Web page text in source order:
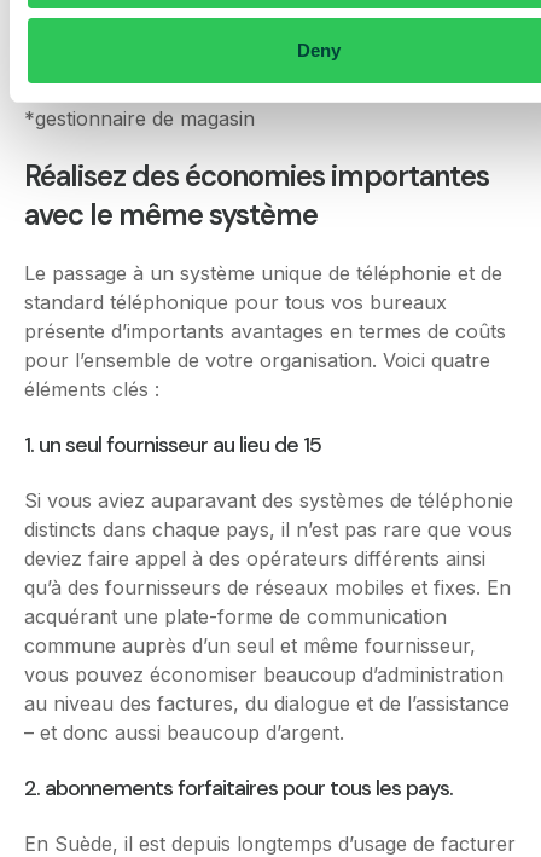
Deny
fois qu’il s’agira de connecter un appel ou de
collaborer à une tâche, il sera facile de trouver la
*gestionnaire de magasin
Réalisez des économies importantes
avec le même système
Le passage à un système unique de téléphonie et de
standard téléphonique pour tous vos bureaux
présente d’importants avantages en termes de coûts
pour l’ensemble de votre organisation. Voici quatre
éléments clés :
1. un seul fournisseur au lieu de 15
Si vous aviez auparavant des systèmes de téléphonie
distincts dans chaque pays, il n’est pas rare que vous
deviez faire appel à des opérateurs différents ainsi
qu’à des fournisseurs de réseaux mobiles et fixes. En
acquérant une plate-forme de communication
commune auprès d’un seul et même fournisseur,
vous pouvez économiser beaucoup d’administration
au niveau des factures, du dialogue et de l’assistance
– et donc aussi beaucoup d’argent.
2. abonnements forfaitaires pour tous les pays.
En Suède, il est depuis longtemps d’usage de facturer